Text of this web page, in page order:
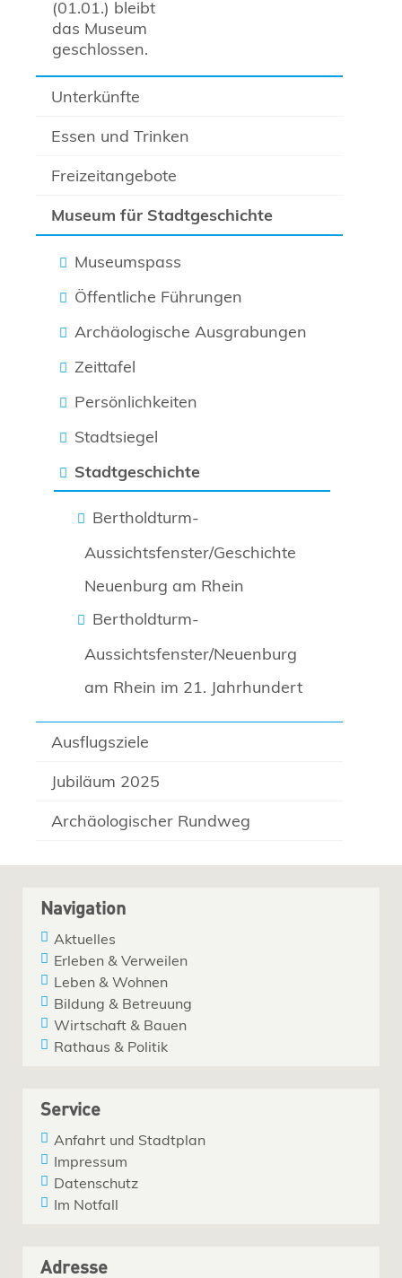
Unterkünfte
Essen und Trinken
Freizeitangebote
Museum für Stadtgeschichte
Museumspass
Öffentliche Führungen
Archäologische Ausgrabungen
Zeittafel
Persönlichkeiten
Stadtsiegel
Stadtgeschichte
Bertholdturm-
Aussichtsfenster/Geschichte
Neuenburg am Rhein
Bertholdturm-
Aussichtsfenster/Neuenburg
am Rhein im 21. Jahrhundert
Ausflugsziele
Jubiläum 2025
Archäologischer Rundweg
(01.01.) bleibt
das Museum
geschlossen.
Navigation
Aktuelles
Erleben & Verweilen
Leben & Wohnen
Bildung & Betreuung
Wirtschaft & Bauen
Rathaus & Politik
Service
Anfahrt und Stadtplan
Impressum
Datenschutz
Im Notfall
Adresse